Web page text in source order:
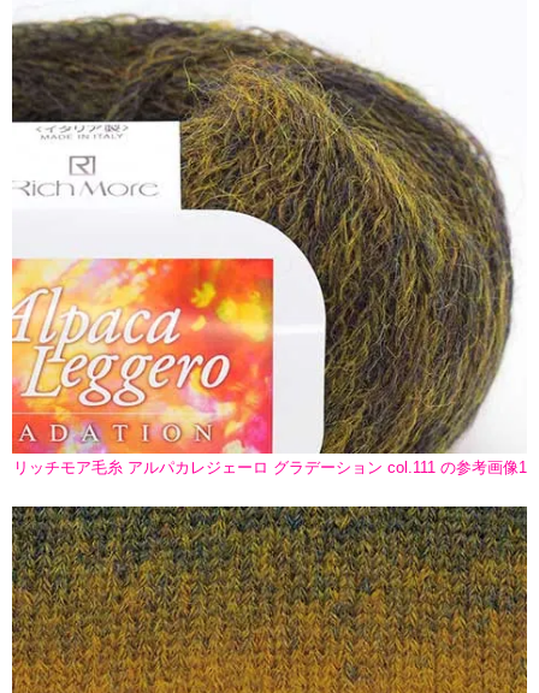
リッチモア毛糸 アルパカレジェーロ グラデーション col.111 の参考画像1